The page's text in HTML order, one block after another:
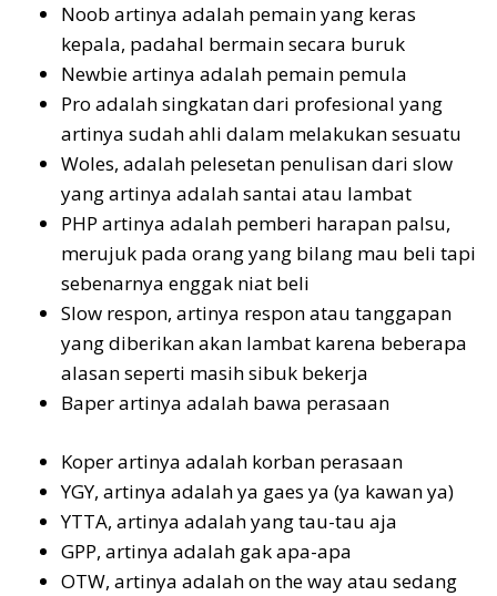
Noob artinya adalah pemain yang keras
kepala, padahal bermain secara buruk
Newbie artinya adalah pemain pemula
Pro adalah singkatan dari profesional yang
artinya sudah ahli dalam melakukan sesuatu
Woles, adalah pelesetan penulisan dari slow
yang artinya adalah santai atau lambat
PHP artinya adalah pemberi harapan palsu,
merujuk pada orang yang bilang mau beli tapi
sebenarnya enggak niat beli
Slow respon, artinya respon atau tanggapan
yang diberikan akan lambat karena beberapa
alasan seperti masih sibuk bekerja
Baper artinya adalah bawa perasaan
Koper artinya adalah korban perasaan
YGY, artinya adalah ya gaes ya (ya kawan ya)
YTTA, artinya adalah yang tau-tau aja
GPP, artinya adalah gak apa-apa
OTW, artinya adalah on the way atau sedang